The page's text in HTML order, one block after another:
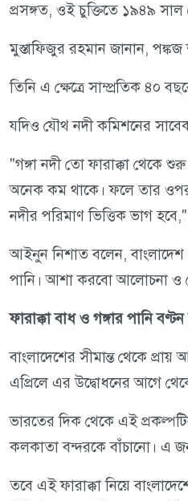
প্রসঙ্গত, ওই চুক্তিতে ১৯৪৯ সাল
মুস্তাফিজুর রহমান জানান,
তিনি এ ক্ষেত্রে সাম্প্রতিক ৪০
যদিও যৌথ নদী কমিশনের
"গঙ্গা নদী তো ফারাক্কা থেকে
অনেক কম থাকে। ফলে তার ওপর
নদীর পরিমাণ ভিত্তিক ভাগ
আইনুন নিশাত বলেন, বাংলাদেশ
পানি। আশা করবো আলোচনা ও
ফারাক্কা বাধ ও গঙ্গার পানি বণ্টন
বাংলাদেশের সীমান্ত থেকে
এপ্রিলে এর উদ্বোধনের আগে
ভারতের দিক থেকে এই
কলকাতা বন্দরকে বাঁচানো। এ
তবে এই ফারাক্কা নিয়ে